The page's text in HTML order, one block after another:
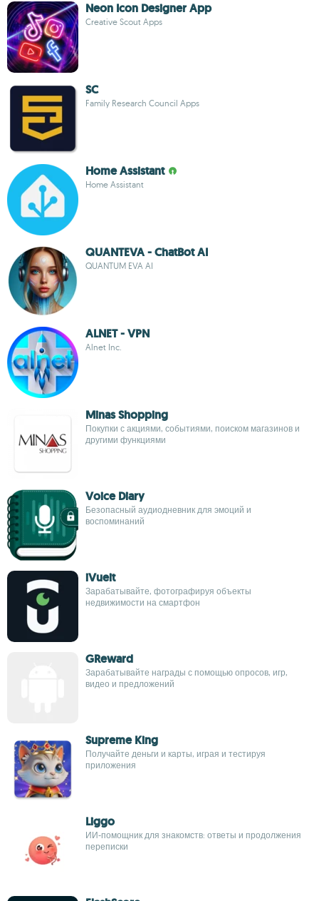
Neon Icon Designer App
Creative Scout Apps
SC
Family Research Council Apps
Home Assistant
Home Assistant
QUANTEVA - ChatBot AI
QUANTUM EVA AI
ALNET - VPN
Alnet Inc.
Minas Shopping
Покупки с акциями, событиями, поиском магазинов и
другими функциями
Voice Diary
Безопасный аудиодневник для эмоций и
воспоминаний
iVueit
Зарабатывайте, фотографируя объекты
недвижимости на смартфон
GReward
Зарабатывайте награды с помощью опросов, игр,
видео и предложений
Supreme King
Получайте деньги и карты, играя и тестируя
приложения
Liggo
ИИ-помощник для знакомств: ответы и продолжения
переписки